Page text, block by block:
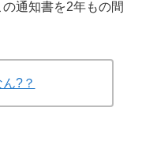
通知書を2年もの間
?？